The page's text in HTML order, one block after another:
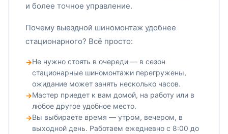
и более точное управление.
Почему выездной шиномонтаж удобнее
стационарного? Всё просто:
Не нужно стоять в очереди — в сезон
стационарные шиномонтажи перегружены,
ожидание может занять несколько часов.
Мастер приедет к вам домой, на работу или в
любое другое удобное место.
Вы выбираете время — утром, вечером, в
выходной день. Работаем ежедневно с 8:00 до